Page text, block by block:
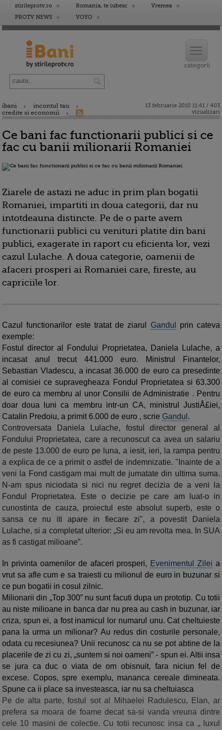
stirileprotv.ro Romania, te iubesc
Vremea
PROTV NEWS
VOYO
ibani
incontul tau
credite si economii
13 februarie 2010 11:41 / 403
vizualizari
Ce bani fac functionarii publici si ce
fac cu banii milionarii Romaniei
Ziarele de astazi ne aduc in prim plan bogatii
Romaniei, impartiti in doua categorii, dar nu
intotdeauna distincte. Pe de o parte avem
functionarii publici cu venituri platite din bani
publici, exagerate in raport cu eficienta lor, vezi
cazul Lulache. A doua categorie, oamenii de
afaceri prosperi ai Romaniei care, fireste, au
capriciile lor.
Cazul functionarilor este tratat de ziarul Gandul
prin cateva
exemple:
Fostul director al Fondului Proprietatea, Daniela Lulache, a
incasat anul trecut 441.000 euro. Ministrul Finantelor,
Sebastian Vladescu, a incasat 36.000 de euro ca presedinte
al comisiei ce supravegheaza Fondul Proprietatea si 63.300
de euroca membru al unor Consilii de Administratie . Pentru
doar doua luni ca membru intr-un CA, ministrul JustiÅ£iei,
Catalin Predoiu, a primit 6.000 de euro , scrie Gandul .
Controversata Daniela Lulache, fostul director general al
Fondului Proprietatea, care a recunoscut ca avea un salariu
de peste 13.000 de euro pe luna, a iesit, ieri, la rampa pentru
a explica de ce a primit o astfel de indemnizatie. "Inainte de a
veni la Fond castigam mai mult de jumatate din ultima suma.
N-am spus niciodata si nici nu regret decizia de a veni la
Fondul Proprietatea. Este o decizie pe care am luat-o in
cunostinta de cauza, proiectul este absolut superb, este o
sansa ce nu iti apare in fiecare zi", a povestit Daniela
Lulache, si a completat ulterior: „Si eu am revolta mea. In SUA
as fi castigat milioane”.
In privinta oamenilor de afaceri prosperi, Evenimentul Zilei a
vrut sa afle cum e sa traiesti cu milionul de euro in buzunar si
ce pun bogatii in cosul zilnic.
Milionarii din „Top 300” nu sunt facuti dupa un prototip. Cu totii
au niste milioane in banca dar nu prea au cash in buzunar, iar
criza, spun ei, a fost inamicul lor numarul unu. Cat cheltuieste
pana la urma un milionar? Au redus din costurile personale,
odata cu recesiunea? Unii recunosc ca nu se pot abtine de la
placerile de zi cu zi, „suntem si noi oameni” - spun ei. Altii insa
se jura ca duc o viata de om obisnuit, fara niciun fel de
excese. Copos, spre exemplu, mananca cereale dimineata.
Spune ca ii place sa investeasca, iar nu sa cheltuiasca
Pe de alta parte, fostul sot al Mihaelei Radulescu, Elan, ar
prefera sa moara de foame decat sa-si vanda vreuna dintre
cele 10 masini de colectie. Cu totii recunosc insa ca „ luxul